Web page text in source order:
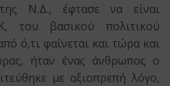
της Ν.Δ., έφτασε να είναι
του βασικού πολιτικού
ό,τι φαίνεται και τώρα και
ήταν ένας άνθρωπος ο
με αξιοπρεπή λόγο,